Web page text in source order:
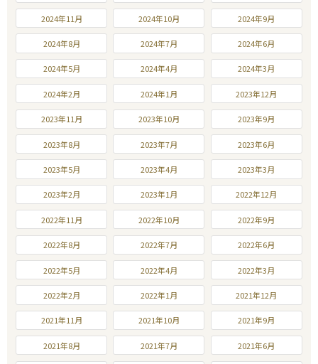
2024年11月 2024年10月 2024年9月
2024年8月 2024年7月 2024年6月
2024年5月 2024年4月 2024年3月
2024年2月 2024年1月 2023年12月
2023年11月 2023年10月 2023年9月
2023年8月 2023年7月 2023年6月
2023年5月 2023年4月 2023年3月
2023年2月 2023年1月 2022年12月
2022年11月 2022年10月 2022年9月
2022年8月 2022年7月 2022年6月
2022年5月 2022年4月 2022年3月
2022年2月 2022年1月 2021年12月
2021年11月 2021年10月 2021年9月
2021年8月 2021年7月 2021年6月